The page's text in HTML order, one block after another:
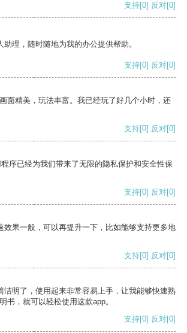
支持[0] 反对[0]
理，随时随地为我的办公提供帮助。
支持[0] 反对[0]
面精美，玩法丰富。我已经玩了好几个小时，还
支持[0] 反对[0]
序已经为我们带来了无限的隐私保护和安全性保
支持[0] 反对[0]
效果一般，可以再提升一下，比如能够支持更多地
支持[0] 反对[0]
洁明了，使用起来非常容易上手，让我能够快速熟
书，就可以轻松使用这款app。
支持[0] 反对[0]